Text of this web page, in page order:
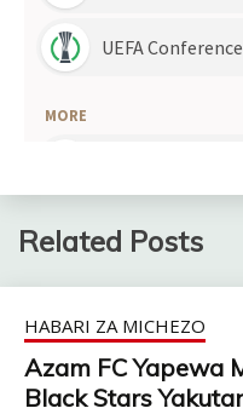
Related Posts
HABARI ZA MICHEZO
Azam FC Yapewa
Black Stars